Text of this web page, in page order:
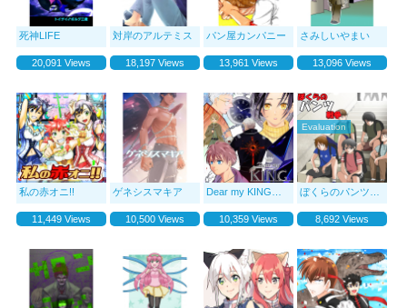
死神LIFE
20,091 Views
対岸のアルテミス
18,197 Views
パン屋カンパニー
13,961 Views
さみしいやまい
13,096 Views
私の赤オニ!!
11,449 Views
ゲネシスマキア
10,500 Views
Dear my KING（DMK）
10,359 Views
ぼくらのパンツ戦争
Evaluation
8,692 Views